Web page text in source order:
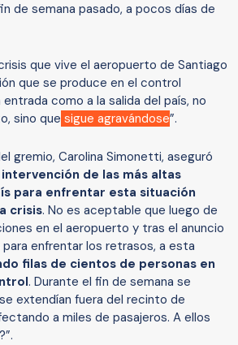
de semana pasado, a pocos días de
que vive el aeropuerto de Santiago
que se produce en el control
como a la salida del país, no
sino que sigue agravándose”.
gremio, Carolina Simonetti, aseguró
de las más altas
para enfrentar esta situación
crisis. No es aceptable que luego de
en el aeropuerto y tras el anuncio
enfrentar los retrasos, a esta
filas de cientos de personas en
. Durante el fin de semana se
extendían fuera del recinto de
a miles de pasajeros. A ellos